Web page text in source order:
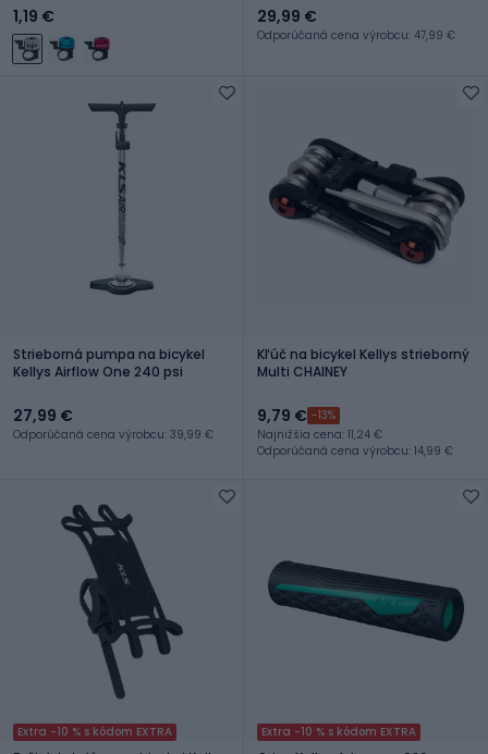
1,19 € 29,99 €
Odporúčaná cena výrobcu: 47,99 €
Strieborná pumpa na bicykel
Kellys Airflow One 240 psi
27,99 €
Odporúčaná cena výrobcu: 39,99 €
Kľúč na bicykel Kellys strieborný
Multi CHAINEY
9,79 € -13%
Najnižšia cena: 11,24 €
Odporúčaná cena výrobcu: 14,99 €
Extra -10 % s kódom EXTRA Extra -10 % s kódom EXTRA